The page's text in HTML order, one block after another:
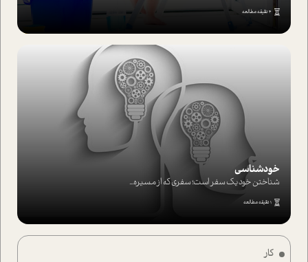
کار
4 دقیقه مطالعه
خودشناسی
شناختن خود یک سفر است؛ سفری که از مسیره...
1 دقیقه مطالعه